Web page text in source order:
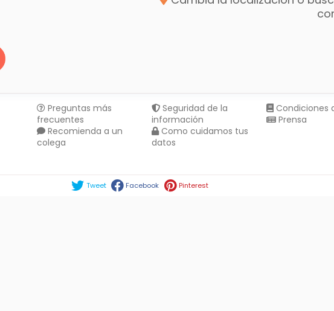
Preguntas más
frecuentes
Recomienda a un
colega
Seguridad de la
información
Como cuidamos tus
datos
Condiciones
Prensa
Tweet Facebook Pinterest